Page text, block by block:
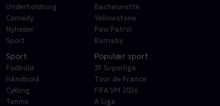
Underholdning
Comedy
Nyheder
Sport
Bachelorette
Yellowstone
Paw Patrol
Barnaby
Sport
Fodbold
Håndbold
Cykling
Tennis
Populær sport
3F Superliga
Tour de France
FIFA VM 2026
A Liga